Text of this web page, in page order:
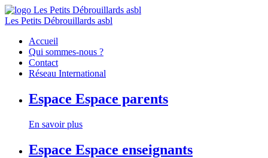
Les Petits Débrouillards asbl
Accueil
Qui sommes-nous ?
Contact
Réseau International
Espace Espace parents
En savoir plus
Espace Espace enseignants